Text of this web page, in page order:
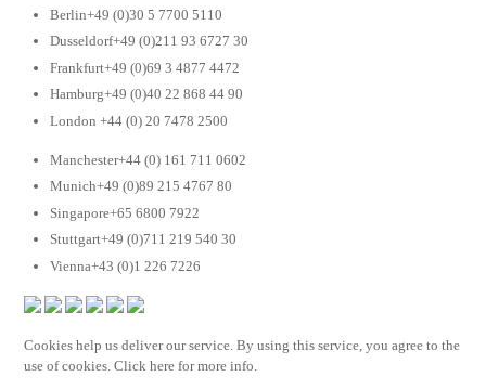
Berlin+49 (0)30 5 7700 5110
Dusseldorf+49 (0)211 93 6727 30
Frankfurt+49 (0)69 3 4877 4472
Hamburg+49 (0)40 22 868 44 90
London +44 (0) 20 7478 2500
Manchester+44 (0) 161 711 0602
Munich+49 (0)89 215 4767 80
Singapore+65 6800 7922
Stuttgart+49 (0)711 219 540 30
Vienna+43 (0)1 226 7226
Cookies help us deliver our service. By using this service, you agree to the
use of cookies. Click here for more info.